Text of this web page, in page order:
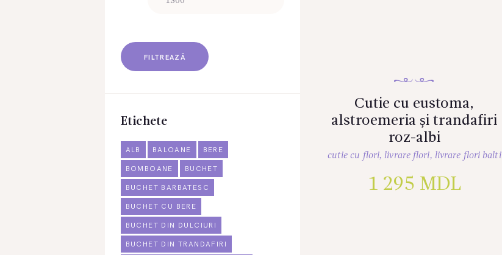
Cutie cu eustoma,
alstroemeria și trandafiri
roz-albi
cutie cu flori, livrare flori, livrare flori balti
1 295 MDL
FILTREAZĂ
Etichete
ALB BALOANE BERE
BOMBOANE BUCHET
BUCHET BARBATESC
BUCHET CU BERE
BUCHET DIN DULCIURI
BUCHET DIN TRANDAFIRI